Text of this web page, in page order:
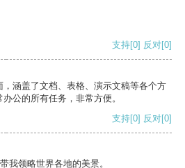
支持[0] 反对[0]
涵盖了文档、表格、演示文稿等各个方
公的所有任务，非常方便。
支持[0] 反对[0]
我领略世界各地的美景。